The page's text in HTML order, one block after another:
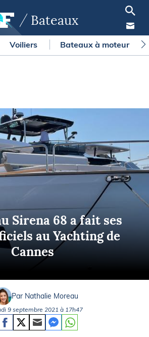
Bateaux
Voiliers Bateaux à moteur
Sirena 68 a fait ses
au Yachting de
Cannes
Par Nathalie Moreau
9 septembre 2021 à 17h47